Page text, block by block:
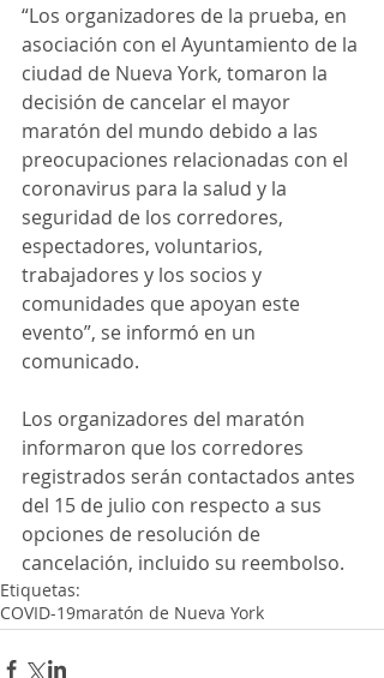
“Los organizadores de la prueba, en
asociación con el Ayuntamiento de la
ciudad de Nueva York, tomaron la
decisión de cancelar el mayor
maratón del mundo debido a las
preocupaciones relacionadas con el
coronavirus para la salud y la
seguridad de los corredores,
espectadores, voluntarios,
trabajadores y los socios y
comunidades que apoyan este
evento”, se informó en un
comunicado.
Los organizadores del maratón
informaron que los corredores
registrados serán contactados antes
del 15 de julio con respecto a sus
opciones de resolución de
cancelación, incluido su reembolso.
Etiquetas:
COVID-19maratón de Nueva York